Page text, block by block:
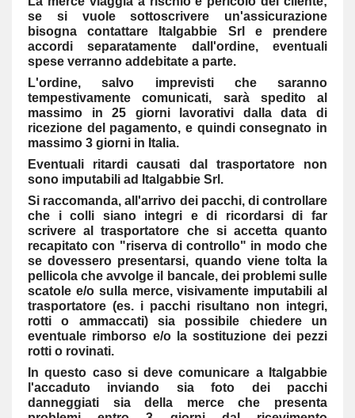
se si vuole sottoscrivere un'assicurazione
bisogna contattare Italgabbie Srl e prendere
accordi separatamente dall'ordine, eventuali
spese verranno addebitate a parte.
L'ordine, salvo imprevisti che saranno
tempestivamente comunicati, sarà spedito al
massimo in 25 giorni lavorativi dalla data di
ricezione del pagamento, e quindi consegnato in
massimo 3 giorni in Italia.
Eventuali ritardi causati dal trasportatore non
sono imputabili ad Italgabbie Srl.
Si raccomanda, all'arrivo dei pacchi, di controllare
che i colli siano integri e di ricordarsi di far
scrivere al trasportatore che si accetta quanto
recapitato con "riserva di controllo" in modo che
se dovessero presentarsi, quando viene tolta la
pellicola che avvolge il bancale, dei problemi sulle
scatole e/o sulla merce, visivamente imputabili al
trasportatore (es. i pacchi risultano non integri,
rotti o ammaccati) sia possibile chiedere un
eventuale rimborso e/o la sostituzione dei pezzi
rotti o rovinati.
In questo caso si deve comunicare a Italgabbie
l'accaduto inviando sia foto dei pacchi
danneggiati sia della merce che presenta